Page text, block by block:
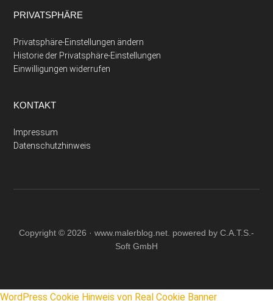
PRIVATSPHÄRE
Privatsphäre-Einstellungen ändern
Historie der Privatsphäre-Einstellungen
Einwilligungen widerrufen
KONTAKT
Impressum
Datenschutzhinweis
Copyright © 2026 · www.malerblog.net. powered by C.A.T.S.-
Soft GmbH
WordPress Cookie Hinweis von Real Cookie Banner